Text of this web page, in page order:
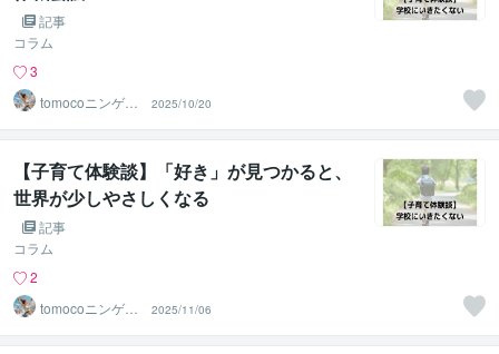
記事
コラム
3
tomocoニンゲン
分析＠JLT
2025/10/20
【子育て体験談】「好き」が見つかると、
世界が少しやさしくなる
記事
コラム
2
tomocoニンゲン
分析＠JLT
2025/11/06